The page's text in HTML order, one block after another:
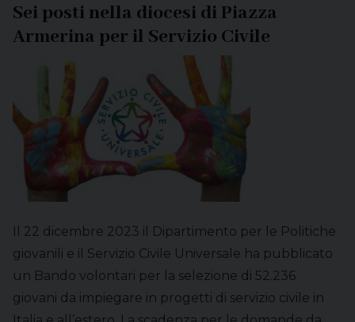
Sei posti nella diocesi di Piazza
Armerina per il Servizio Civile
Il 22 dicembre 2023 il Dipartimento per le Politiche
giovanili e il Servizio Civile Universale ha pubblicato
un Bando volontari per la selezione di 52.236
giovani da impiegare in progetti di servizio civile in